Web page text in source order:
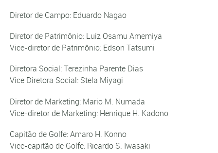
Diretor de Campo: Eduardo Nagao
Diretor de Patrimônio: Luiz Osamu Amemiya
Vice-diretor de Patrimônio: Edson Tatsumi
Diretora Social: Terezinha Parente Dias
Vice Diretora Social: Stela Miyagi
Diretor de Marketing: Mario M. Numada
Vice-diretor de Marketing: Henrique H. Kadono
Capitão de Golfe: Amaro H. Konno
Vice-capitão de Golfe: Ricardo S. Iwasaki